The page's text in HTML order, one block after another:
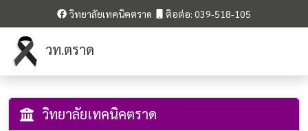
วิทยาลัยเทคนิคตราด ติอต่อ: 039-518-105
วท.ตราด
วิทยาลัยเทคนิคตราด